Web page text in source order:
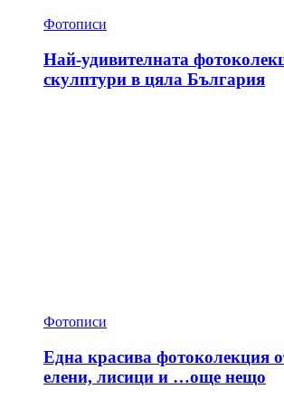
Фотописи
Най-удивителната
скулптури в цяла България
Фотописи
Една красива фотоколекция
елени, лисици и …още нещо